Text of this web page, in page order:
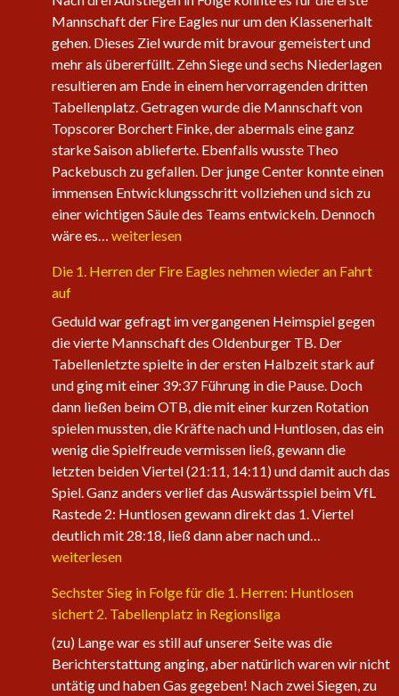
Mannschaft der Fire Eagles nur um den Klassenerhalt
gehen. Dieses Ziel wurde mit bravour gemeistert und
mehr als übererfüllt. Zehn Siege und sechs Niederlagen
resultieren am Ende in einem hervorragenden dritten
Tabellenplatz. Getragen wurde die Mannschaft von
Topscorer Borchert Finke, der abermals eine ganz
starke Saison ablieferte. Ebenfalls wusste Theo
Packebusch zu gefallen. Der junge Center konnte einen
immensen Entwicklungsschritt vollziehen und sich zu
einer wichtigen Säule des Teams entwickeln. Dennoch
wäre es… Saisonabschluss
Herrenteams
weiterlesen
Die 1. Herren der Fire Eagles nehmen wieder an Fahrt
auf
Geduld war gefragt im vergangenen Heimspiel gegen
die vierte Mannschaft des Oldenburger TB. Der
Tabellenletzte spielte in der ersten Halbzeit stark auf
und ging mit einer 39:37 Führung in die Pause. Doch
dann ließen beim OTB, die mit einer kurzen Rotation
spielen mussten, die Kräfte nach und Huntlosen, das ein
wenig die Spielfreude vermissen ließ, gewann die
letzten beiden Viertel (21:11, 14:11) und damit auch das
Spiel. Ganz anders verlief das Auswärtsspiel beim VfL
Rastede 2: Huntlosen gewann direkt das 1. Viertel
deutlich mit 28:18, ließ dann aber nach und…
der
Eagles
nehmen
wieder
weiterlesen
Sechster Sieg in Folge für die 1. Herren: Huntlosen
sichert 2. Tabellenplatz in Regionsliga
(zu) Lange war es still auf unserer Seite was die
Berichterstattung anging, aber natürlich waren wir nicht
untätig und haben Gas gegeben! Nach zwei Siegen, zu